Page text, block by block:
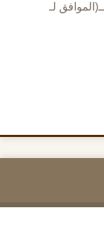
الدعوة إلى الله لسنة 1426هــ(الموافق لـ